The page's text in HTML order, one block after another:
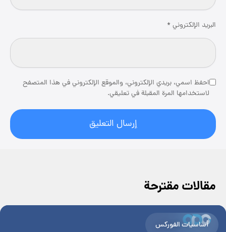
البريد الإلكتروني *
احفظ اسمي، بريدي الإلكتروني، والموقع الإلكتروني في هذا المتصفح
لاستخدامها المرة المقبلة في تعليقي.
مقالات مقترحة
أساسيات الفوركس